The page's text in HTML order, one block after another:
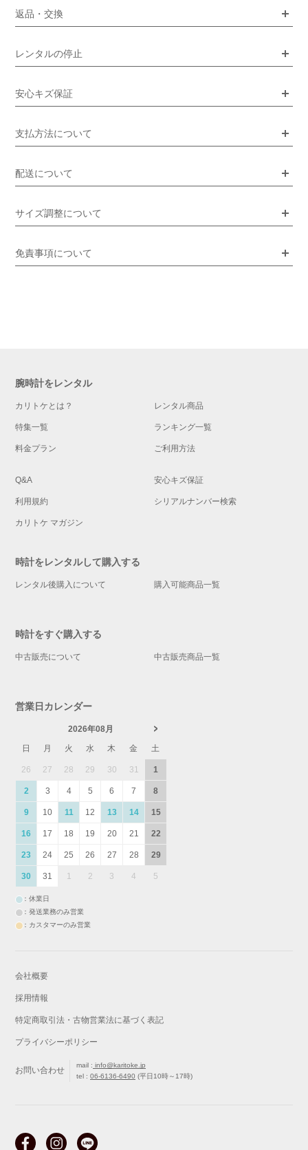
返品・交換
レンタルの停止
安心キズ保証
支払方法について
配送について
サイズ調整について
免責事項について
腕時計をレンタル
カリトケとは？ レンタル商品
特集一覧 ランキング一覧
料金プラン ご利用方法
Q&A 安心キズ保証
利用規約 シリアルナンバー検索
カリトケ マガジン
時計をレンタルして購入する
レンタル後購入について 購入可能商品一覧
時計をすぐ購入する
中古販売について 中古販売商品一覧
営業日カレンダー
2026年08月
日
月 火 水 木 金 土
26 27 28 29 30 31 1
2 3 4 5 6 7 8
9 10 11 12 13 14 15
16 17 18 19 20 21 22
23 24 25 26 27 28 29
30 31 1 2 3 4 5
：休業日
：発送業務のみ営業
：カスタマーのみ営業
会社概要
採用情報
特定商取引法・古物営業法に基づく表記
プライバシーポリシー
お問い合わせ
mail : info@karitoke.jp
tel :06-6136-6490 (平日10時～17時)
戻る 最初から